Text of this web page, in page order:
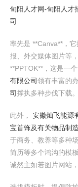
旬阳人才网-旬阳人才
司
率先是 **Canva**，
报、外交媒体图片等
**PPTOK**，这是一
有限公司领有丰富的
司撑执多种步伐下载。
此外， 安徽灿飞能源
宝首饰及有关物品制造
于商务、教养等多种
简历等多个鸿沟的模
诚然主如若图片网站